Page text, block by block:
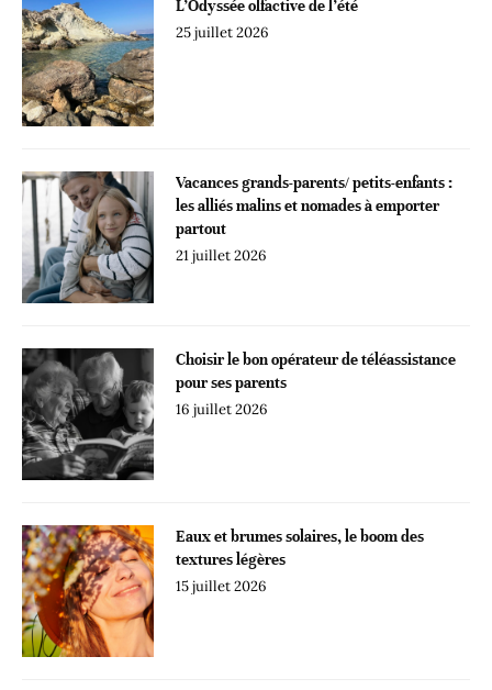
L’Odyssée olfactive de l’été
25 juillet 2026
Vacances grands-parents/ petits-enfants :
les alliés malins et nomades à emporter
partout
21 juillet 2026
Choisir le bon opérateur de téléassistance
pour ses parents
16 juillet 2026
Eaux et brumes solaires, le boom des
textures légères
15 juillet 2026